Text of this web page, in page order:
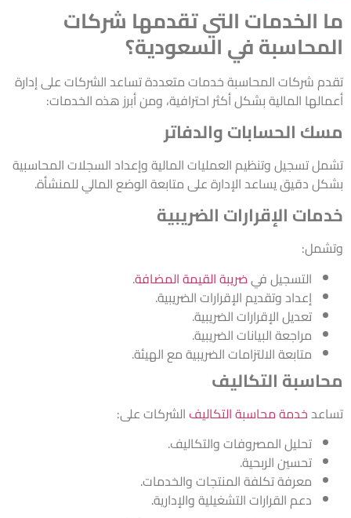
ما الخدمات التي تقدمها شركات
المحاسبة في السعودية؟
تقدم شركات المحاسبة خدمات متعددة تساعد الشركات على إدارة
أعمالها المالية بشكل أكثر احترافية، ومن أبرز هذه الخدمات:
مسك الحسابات والدفاتر
تشمل تسجيل وتنظيم العمليات المالية وإعداد السجلات المحاسبية
بشكل دقيق يساعد الإدارة على متابعة الوضع المالي للمنشأة.
خدمات الإقرارات الضريبية
وتشمل:
التسجيل فيضريبة القيمة المضافة.
إعداد وتقديم الإقرارات الضريبية.
تعديل الإقرارات الضريبية.
مراجعة البيانات الضريبية.
متابعة الالتزامات الضريبية مع الهيئة.
محاسبة التكاليف
تساعدخدمة محاسبة التكاليفالشركات على:
تحليل المصروفات والتكاليف.
تحسين الربحية.
معرفة تكلفة المنتجات والخدمات.
دعم القرارات التشغيلية والإدارية.